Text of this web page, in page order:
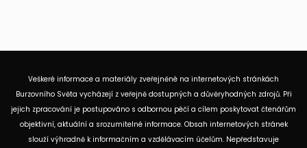
Veškeré informace a materiály zveřejněné na internetových stránkách
Burzovního Světa vycházejí z veřejně dostupných a důvěryhodných zdrojů. Při
jejich zpracování je postupováno s odbornou péčí a cílem poskytovat čtenářům
objektivní, aktuální a srozumitelné informace. Obsah internetových stránek
slouží výhradně k informačním a vzdělávacím účelům. Nepředstavuje